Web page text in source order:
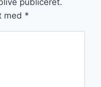
med *